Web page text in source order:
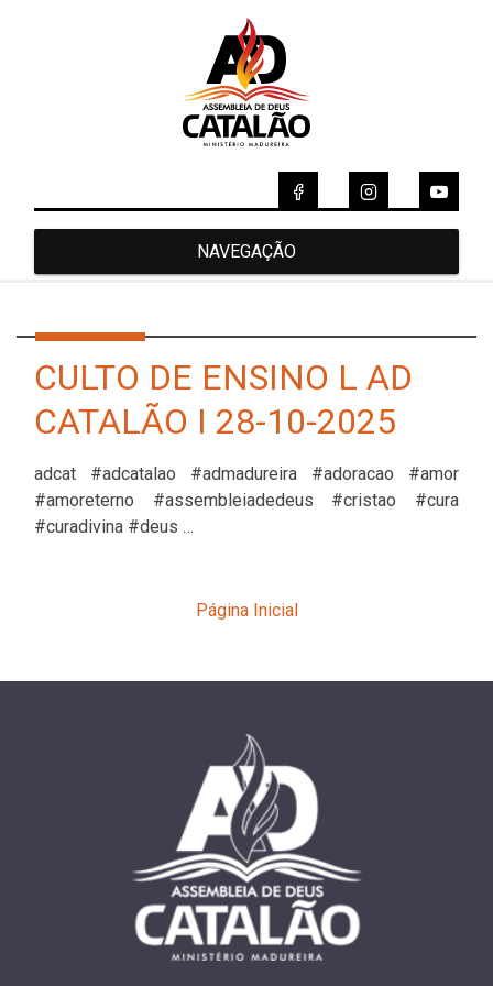
NAVEGAÇÃO
CULTO DE ENSINO L AD
CATALÃO I 28-10-2025
adcat #adcatalao #admadureira #adoracao #amor
#amoreterno #assembleiadedeus #cristao #cura
#curadivina #deus …
Página Inicial